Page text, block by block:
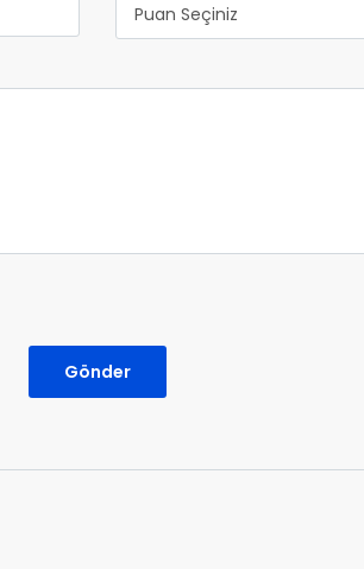
Puan Seçiniz
Gönder